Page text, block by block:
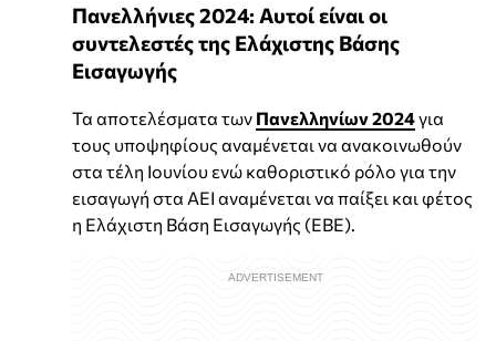
Πανελλήνιες 2024: Αυτοί είναι οι
συντελεστές της Ελάχιστης Βάσης
Εισαγωγής
Τα αποτελέσματα των Πανελληνίων 2024για
τους υποψηφίους αναμένεται να ανακοινωθούν
στα τέλη Ιουνίου ενώ καθοριστικό ρόλο για την
εισαγωγή στα ΑΕΙ αναμένεται να παίξει και φέτος
η Ελάχιστη Βάση Εισαγωγής (ΕΒΕ).